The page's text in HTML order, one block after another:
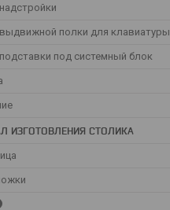
полки для клавиатуры
под системный блок
ИЗГОТОВЛЕНИЯ СТОЛИКА